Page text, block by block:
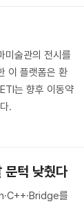
미술관의 전시를
이 플랫폼은 환
는 향후 이동약
.
턱 낮췄다
를